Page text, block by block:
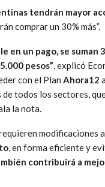
tendrán mayor
comprar un 30% más”.
en un pago, se
pesos”, explicó
con el PlanAhora12
todos los sectores,
la nota.
modificaciones
, en forma eficiente y
contribuirá a